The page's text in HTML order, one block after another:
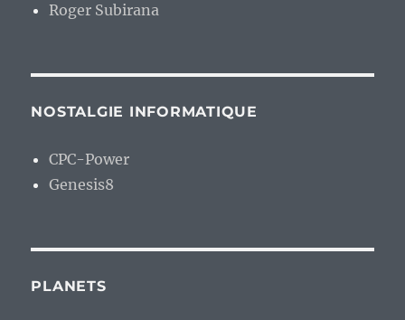
Roger Subirana
NOSTALGIE INFORMATIQUE
CPC-Power
Genesis8
PLANETS